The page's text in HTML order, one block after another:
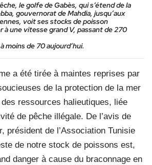
le golfe de Gabès, qui s’étend de la
gouvernorat de Mahdia, jusqu’aux
voit ses stocks de poisson
à une vitesse grand V, passant de 270
moins de 70 aujourd’hui.
a été tirée à maintes reprises par
de la protection de la mer
ressources halieutiques, liée
de pêche illégale. De l’avis de
président de l’Association Tunisie
de notre stock de poissons est,
danger à cause du braconnage en